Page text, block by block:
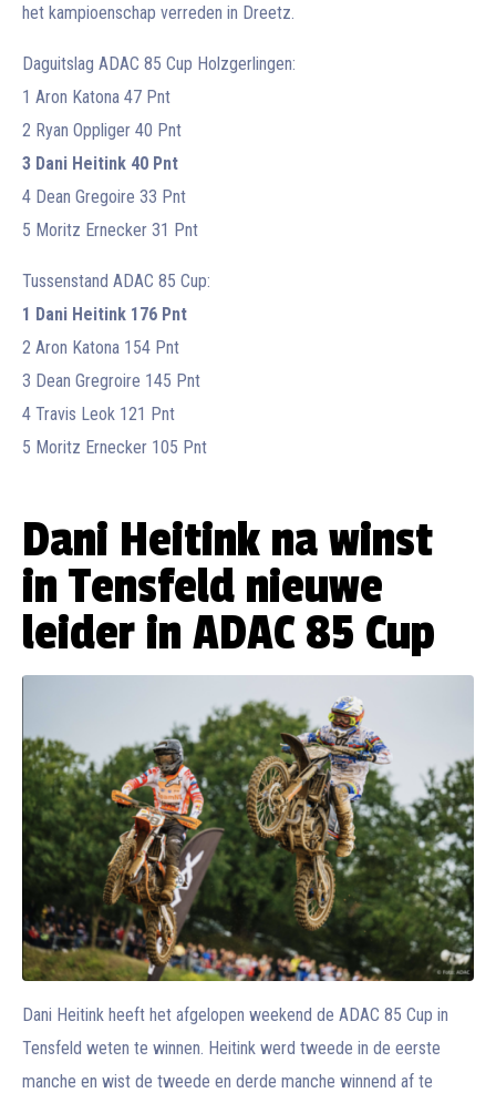
het kampioenschap verreden in Dreetz.
Daguitslag ADAC 85 Cup Holzgerlingen:
1 Aron Katona 47 Pnt
2 Ryan Oppliger 40 Pnt
3 Dani Heitink 40 Pnt
4 Dean Gregoire 33 Pnt
5 Moritz Ernecker 31 Pnt
Tussenstand ADAC 85 Cup:
1 Dani Heitink 176 Pnt
2 Aron Katona 154 Pnt
3 Dean Gregroire 145 Pnt
4 Travis Leok 121 Pnt
5 Moritz Ernecker 105 Pnt
Dani Heitink na winst
in Tensfeld nieuwe
leider in ADAC 85 Cup
Dani Heitink heeft het afgelopen weekend de ADAC 85 Cup in
Tensfeld weten te winnen. Heitink werd tweede in de eerste
manche en wist de tweede en derde manche winnend af te